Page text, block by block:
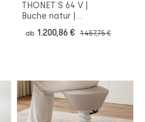
THONET S 64 V |
Buche natur |
Stahlrohr-
Freischwinger mit
ab1.200,86 € 1.457,75 €